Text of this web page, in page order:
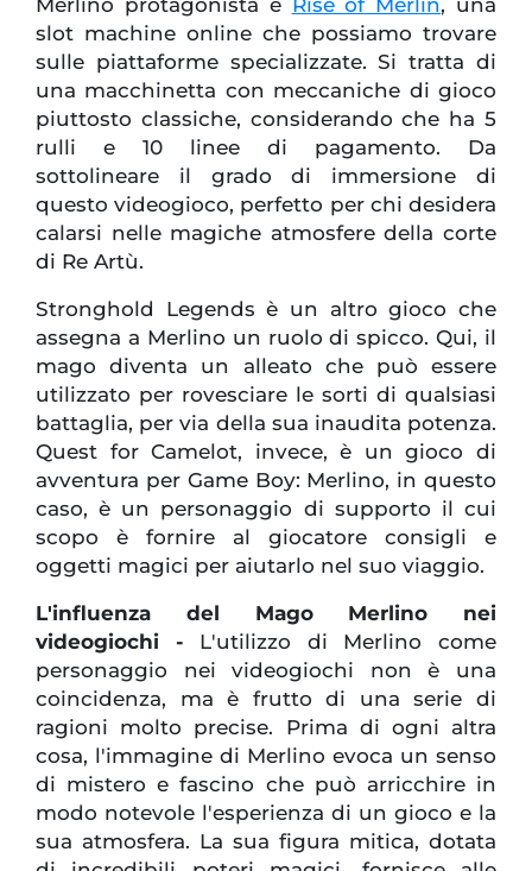
Merlino protagonista è Rise of Merlin, una
slot machine online che possiamo trovare
sulle piattaforme specializzate. Si tratta di
una macchinetta con meccaniche di gioco
piuttosto classiche, considerando che ha 5
rulli e 10 linee di pagamento. Da
sottolineare il grado di immersione di
questo videogioco, perfetto per chi desidera
calarsi nelle magiche atmosfere della corte
di Re Artù.
Stronghold Legends è un altro gioco che
assegna a Merlino un ruolo di spicco. Qui, il
mago diventa un alleato che può essere
utilizzato per rovesciare le sorti di qualsiasi
battaglia, per via della sua inaudita potenza.
Quest for Camelot, invece, è un gioco di
avventura per Game Boy: Merlino, in questo
caso, è un personaggio di supporto il cui
scopo è fornire al giocatore consigli e
oggetti magici per aiutarlo nel suo viaggio.
L'influenza del Mago Merlino nei
videogiochi - L'utilizzo di Merlino come
personaggio nei videogiochi non è una
coincidenza, ma è frutto di una serie di
ragioni molto precise. Prima di ogni altra
cosa, l'immagine di Merlino evoca un senso
di mistero e fascino che può arricchire in
modo notevole l'esperienza di un gioco e la
sua atmosfera. La sua figura mitica, dotata